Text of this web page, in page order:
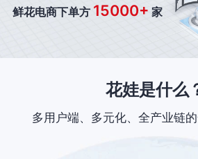
鲜花电商下单方 15000+ 家
花娃是什么
多用户端、多元化、全产业链